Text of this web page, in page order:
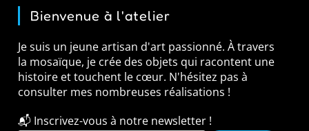
Bienvenue à l'atelier
Je suis un jeune artisan d'art passionné. À travers
la mosaïque, je crée des objets qui racontent une
histoire et touchent le cœur. N'hésitez pas à
consulter mes nombreuses réalisations !
📬 Inscrivez-vous à notre newsletter !